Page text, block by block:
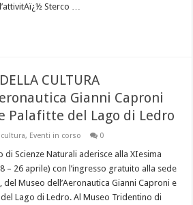
Sterco …
CULTURA
Gianni Caproni
Palafitte del Lago di Ledro
, Eventi in corso 0
di Scienze Naturali aderisce alla XIesima
– 26 aprile) con l’ingresso gratuito alla sede
del Museo dell’Aeronautica Gianni Caproni e
Lago di Ledro. Al Museo Tridentino di